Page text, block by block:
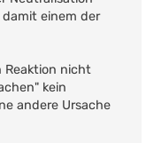
einem der
Reaktion nicht
kein
andere Ursache